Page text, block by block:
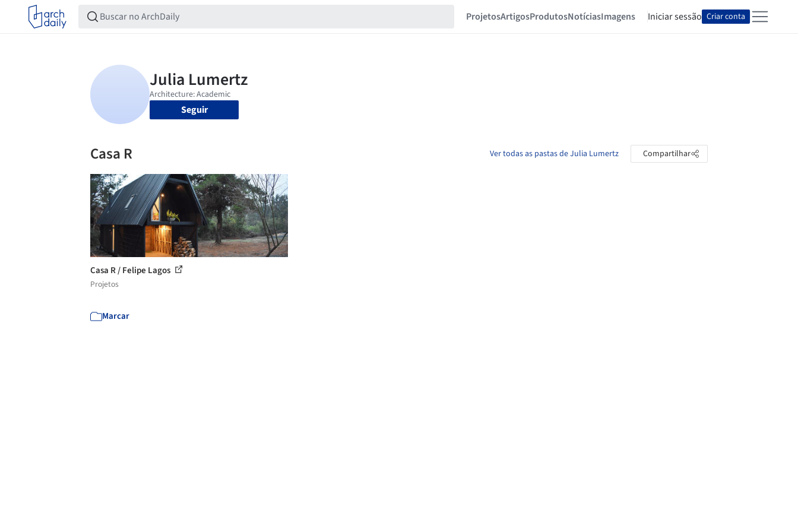
ProjetosArtigosProdutosNotíciasImagens Iniciar sessão Criar conta
Seguir
Casa R Ver todas as pastas de Julia Lumertz Compartilhar
Casa R / Felipe Lagos
Projetos
Marcar